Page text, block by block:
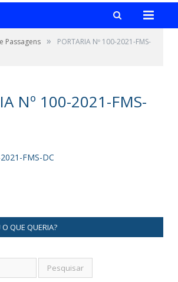
Passagens »
PORTARIA Nº 100-2021-FMS-
Nº 100-2021-FMS-
FMS-DC
QUE QUERIA?